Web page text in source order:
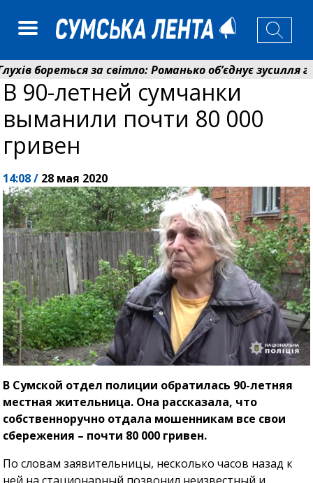
бореться за світло: Романько об’єднує зусилля
фонд Сумщини спрямував 0,2 млрд грн на
В 90-летней сумчанки
выманили почти 80 000
гривен
14:08 / 28 мая 2020
В Сумской отдел полиции обратилась 90-летняя
местная жительница. Она рассказала, что
собственноручно отдала мошенникам все свои
сбережения – почти 80 000 гривен.
По словам заявительницы, несколько часов назад к